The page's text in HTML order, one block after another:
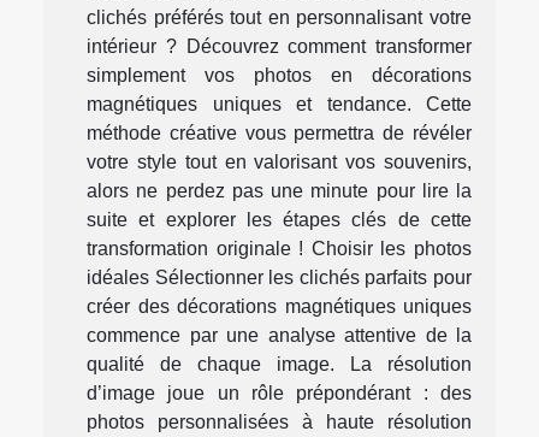
clichés préférés tout en personnalisant votre
intérieur ? Découvrez comment transformer
simplement vos photos en décorations
magnétiques uniques et tendance. Cette
méthode créative vous permettra de révéler
votre style tout en valorisant vos souvenirs,
alors ne perdez pas une minute pour lire la
suite et explorer les étapes clés de cette
transformation originale ! Choisir les photos
idéales Sélectionner les clichés parfaits pour
créer des décorations magnétiques uniques
commence par une analyse attentive de la
qualité de chaque image. La résolution
d’image joue un rôle prépondérant : des
photos personnalisées à haute résolution